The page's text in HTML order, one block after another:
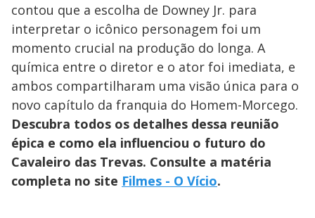
contou que a escolha de Downey Jr. para
interpretar o icônico personagem foi um
momento crucial na produção do longa. A
química entre o diretor e o ator foi imediata, e
ambos compartilharam uma visão única para o
novo capítulo da franquia do Homem-Morcego.
Descubra todos os detalhes dessa reunião
épica e como ela influenciou o futuro do
Cavaleiro das Trevas. Consulte a matéria
completa no site Filmes - O Vício.